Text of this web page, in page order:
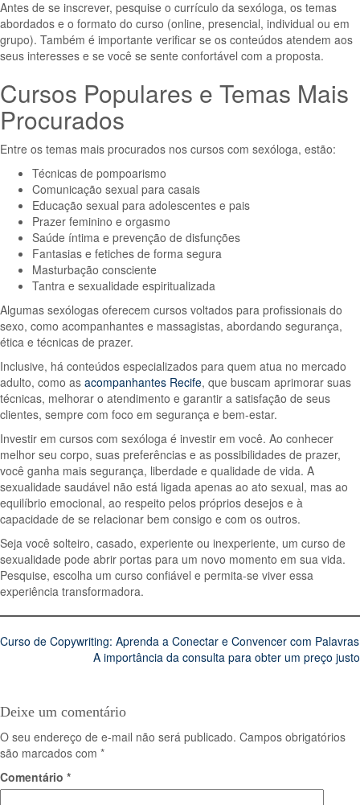
Antes de se inscrever, pesquise o currículo da sexóloga, os temas
abordados e o formato do curso (online, presencial, individual ou em
grupo). Também é importante verificar se os conteúdos atendem aos
seus interesses e se você se sente confortável com a proposta.
Cursos Populares e Temas Mais
Procurados
Entre os temas mais procurados nos cursos com sexóloga, estão:
Técnicas de pompoarismo
Comunicação sexual para casais
Educação sexual para adolescentes e pais
Prazer feminino e orgasmo
Saúde íntima e prevenção de disfunções
Fantasias e fetiches de forma segura
Masturbação consciente
Tantra e sexualidade espiritualizada
Algumas sexólogas oferecem cursos voltados para profissionais do
sexo, como acompanhantes e massagistas, abordando segurança,
ética e técnicas de prazer.
Inclusive, há conteúdos especializados para quem atua no mercado
adulto, como as acompanhantes Recife, que buscam aprimorar suas
técnicas, melhorar o atendimento e garantir a satisfação de seus
clientes, sempre com foco em segurança e bem-estar.
Investir em cursos com sexóloga é investir em você. Ao conhecer
melhor seu corpo, suas preferências e as possibilidades de prazer,
você ganha mais segurança, liberdade e qualidade de vida. A
sexualidade saudável não está ligada apenas ao ato sexual, mas ao
equilíbrio emocional, ao respeito pelos próprios desejos e à
capacidade de se relacionar bem consigo e com os outros.
Seja você solteiro, casado, experiente ou inexperiente, um curso de
sexualidade pode abrir portas para um novo momento em sua vida.
Pesquise, escolha um curso confiável e permita-se viver essa
experiência transformadora.
Navegação
Post
Curso de Copywriting: Aprenda a Conectar e Convencer com Palavras
A importância da consulta para obter um preço justo
Deixe um comentário
O seu endereço de e-mail não será publicado. Campos obrigatórios
são marcados com *
Comentário *